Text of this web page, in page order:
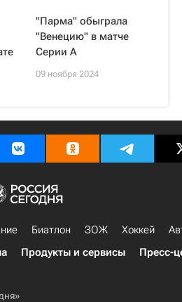
"Парма" обыграла
"Венецию" в матче
Серии А
09 ноября 2024
Биатлон ЗОЖ Хоккей
Продукты и сервисы Пресс-